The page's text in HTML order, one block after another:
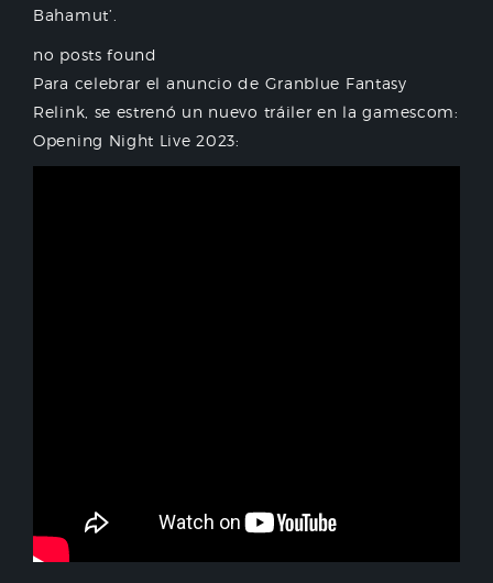
Bahamut’.
no posts found
Para celebrar el anuncio de Granblue Fantasy
Relink, se estrenó un nuevo tráiler en la gamescom:
Opening Night Live 2023: